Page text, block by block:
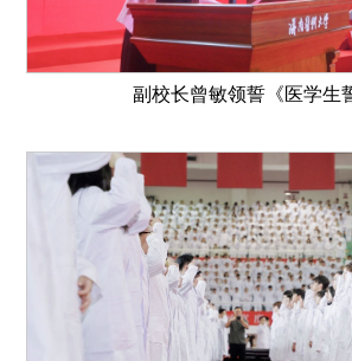
副校长曾敏领誓《医学生